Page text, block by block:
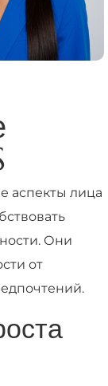
аспекты лица
Они
от